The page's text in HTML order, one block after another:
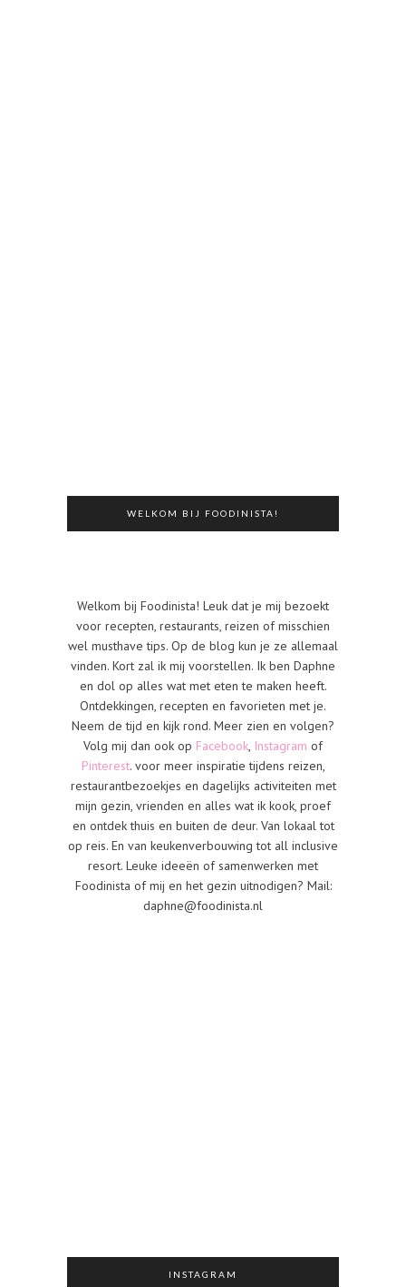
WELKOM BIJ FOODINISTA!
Welkom bij Foodinista! Leuk dat je mij bezoekt
voor recepten, restaurants, reizen of misschien
wel musthave tips. Op de blog kun je ze allemaal
vinden. Kort zal ik mij voorstellen. Ik ben Daphne
en dol op alles wat met eten te maken heeft.
Ontdekkingen, recepten en favorieten met je.
Neem de tijd en kijk rond. Meer zien en volgen?
Volg mij dan ook op Facebook, Instagram of
Pinterest. voor meer inspiratie tijdens reizen,
restaurantbezoekjes en dagelijks activiteiten met
mijn gezin, vrienden en alles wat ik kook, proef
en ontdek thuis en buiten de deur. Van lokaal tot
op reis. En van keukenverbouwing tot all inclusive
resort. Leuke ideeën of samenwerken met
Foodinista of mij en het gezin uitnodigen? Mail:
daphne@foodinista.nl
INSTAGRAM